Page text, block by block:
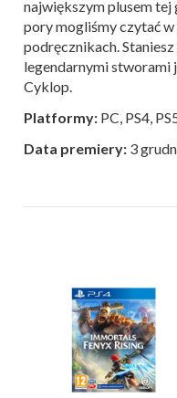
największym plusem
pory mogliśmy czytać
podręcznikach.
legendarnymi stworami
Cyklop.
Platformy: PC, PS4,
Data premiery: 3